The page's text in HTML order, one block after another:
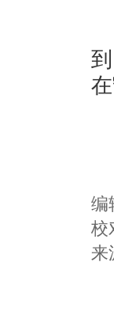
编
校